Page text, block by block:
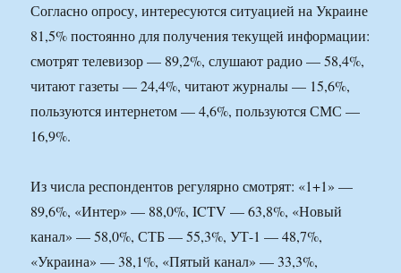
Согласно опросу, интересуются ситуацией на Украине
81,5% постоянно для получения текущей информации:
смотрят телевизор — 89,2%, слушают радио — 58,4%,
читают газеты — 24,4%, читают журналы — 15,6%,
пользуются интернетом — 4,6%, пользуются СМС —
16,9%.
Из числа респондентов регулярно смотрят: «1+1» —
89,6%, «Интер» — 88,0%, ICTV — 63,8%, «Новый
канал» — 58,0%, СТБ — 55,3%, УТ-1 — 48,7%,
«Украина» — 38,1%, «Пятый канал» — 33,3%,